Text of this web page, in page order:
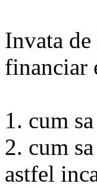
Invata
financiar
1. cum
2. cum
astfel